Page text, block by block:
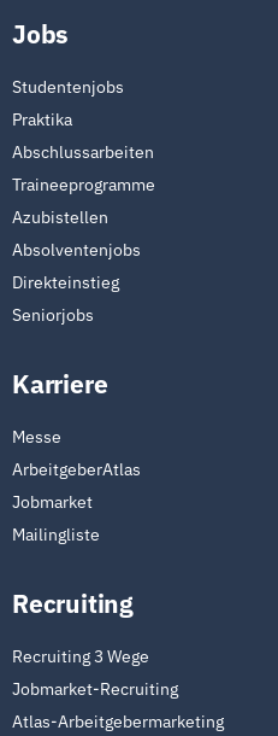
Jobs
Studentenjobs
Praktika
Abschlussarbeiten
Traineeprogramme
Azubistellen
Absolventenjobs
Direkteinstieg
Seniorjobs
Karriere
Messe
ArbeitgeberAtlas
Jobmarket
Mailingliste
Recruiting
Recruiting 3 Wege
Jobmarket-Recruiting
Atlas-Arbeitgebermarketing